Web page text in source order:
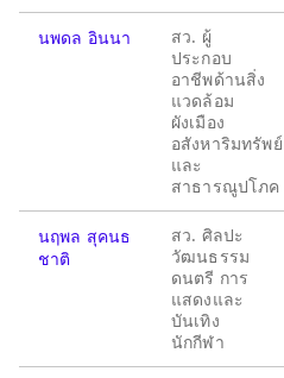
นพดล อินนา
สว. ผู้
ประกอบ
อาชีพด้านสิ่ง
แวดล้อม
ผังเมือง
อสังหาริมทรัพย์
และ
สาธารณูปโภค
นฤพล สุคนธ
ชาติ
สว. ศิลปะ
วัฒนธรรม
ดนตรี การ
แสดงและ
บันเทิง
นักกีฬา